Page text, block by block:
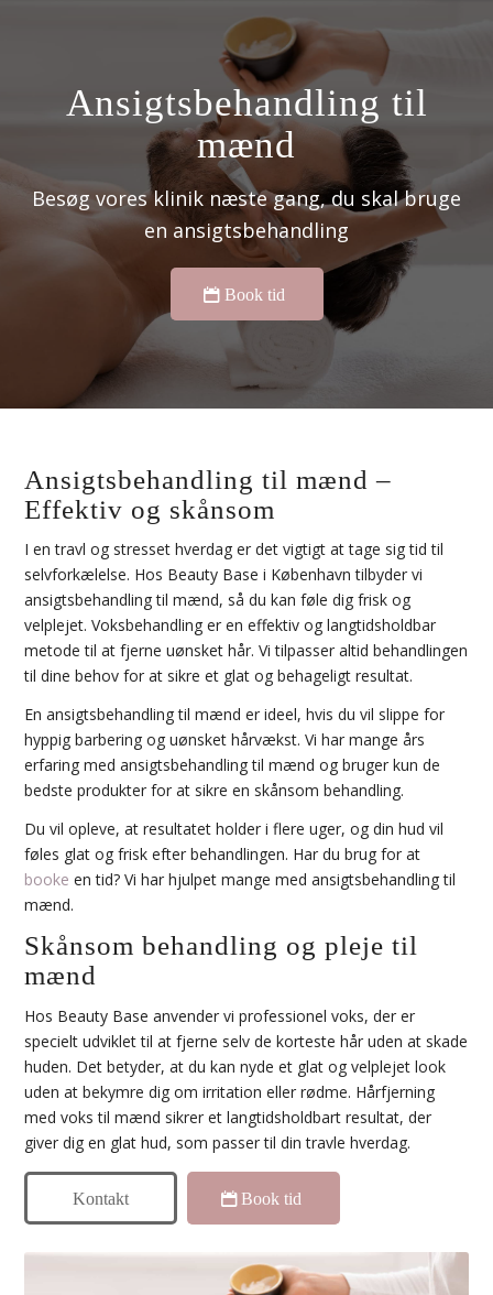
Ansigtsbehandling til
mænd
Besøg vores klinik næste gang, du skal bruge
en ansigtsbehandling
Book tid
Ansigtsbehandling til mænd –
Effektiv og skånsom
I en travl og stresset hverdag er det vigtigt at tage sig tid til
selvforkælelse. Hos Beauty Base i København tilbyder vi
ansigtsbehandling til mænd, så du kan føle dig frisk og
velplejet. Voksbehandling er en effektiv og langtidsholdbar
metode til at fjerne uønsket hår. Vi tilpasser altid behandlingen
til dine behov for at sikre et glat og behageligt resultat.
En ansigtsbehandling til mænd er ideel, hvis du vil slippe for
hyppig barbering og uønsket hårvækst. Vi har mange års
erfaring med ansigtsbehandling til mænd og bruger kun de
bedste produkter for at sikre en skånsom behandling.
Du vil opleve, at resultatet holder i flere uger, og din hud vil
føles glat og frisk efter behandlingen. Har du brug for at
booke en tid? Vi har hjulpet mange med ansigtsbehandling til
mænd.
Skånsom behandling og pleje til
mænd
Hos Beauty Base anvender vi professionel voks, der er
specielt udviklet til at fjerne selv de korteste hår uden at skade
huden. Det betyder, at du kan nyde et glat og velplejet look
uden at bekymre dig om irritation eller rødme. Hårfjerning
med voks til mænd sikrer et langtidsholdbart resultat, der
giver dig en glat hud, som passer til din travle hverdag.
Kontakt Book tid